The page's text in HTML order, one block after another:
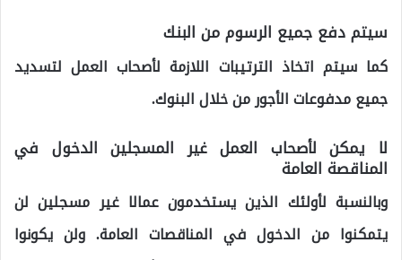
سيتم دفع جميع الرسوم من البنك
كما سيتم اتخاذ الترتيبات اللازمة لأصحاب العمل لتسديد
جميع مدفوعات الأجور من خلال البنوك.
لا يمكن لأصحاب العمل غير المسجلين الدخول في
المناقصة العامة
وبالنسبة لأولئك الذين يستخدمون عمالا غير مسجلين لن
يتمكنوا من الدخول في المناقصات العامة. ولن يكونوا